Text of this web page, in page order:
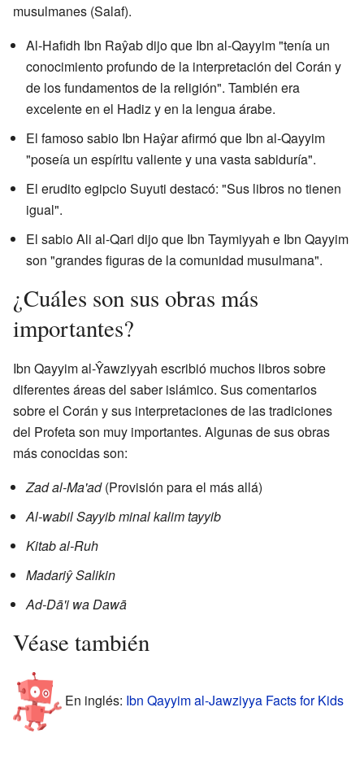
musulmanes (Salaf).
Al-Hafidh Ibn Raŷab dijo que Ibn al-Qayyim "tenía un
conocimiento profundo de la interpretación del Corán y
de los fundamentos de la religión". También era
excelente en el Hadiz y en la lengua árabe.
El famoso sabio Ibn Haŷar afirmó que Ibn al-Qayyim
"poseía un espíritu valiente y una vasta sabiduría".
El erudito egipcio Suyuti destacó: "Sus libros no tienen
igual".
El sabio Ali al-Qari dijo que Ibn Taymiyyah e Ibn Qayyim
son "grandes figuras de la comunidad musulmana".
¿Cuáles son sus obras más
importantes?
Ibn Qayyim al-Ŷawziyyah escribió muchos libros sobre
diferentes áreas del saber islámico. Sus comentarios
sobre el Corán y sus interpretaciones de las tradiciones
del Profeta son muy importantes. Algunas de sus obras
más conocidas son:
Zad al-Ma'ad(Provisión para el más allá)
Al-wabil Sayyib minal kalim tayyib
Kitab al-Ruh
Madariŷ Salikin
Ad-Dā'i wa Dawā
Véase también
En inglés: Ibn Qayyim al-Jawziyya Facts for Kids